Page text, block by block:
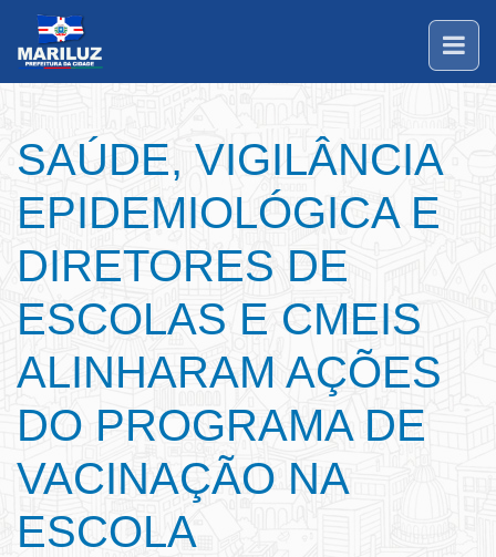
SAÚDE, VIGILÂNCIA
EPIDEMIOLÓGICA E
DIRETORES DE
ESCOLAS E CMEIS
ALINHARAM AÇÕES
DO PROGRAMA DE
VACINAÇÃO NA
ESCOLA